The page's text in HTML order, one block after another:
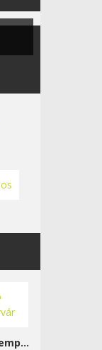
Szent László Templom - Sárvár